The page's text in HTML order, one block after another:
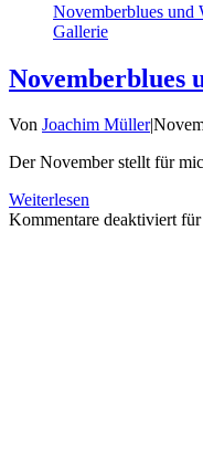
Novemberblues und
Gallerie
Novemberblues
Von Joachim Müller|
Der November stellt für
Weiterlesen
Kommentare deaktiviertfür